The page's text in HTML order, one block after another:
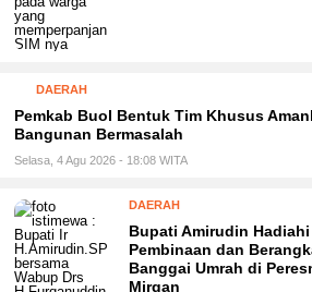
DAERAH
Pemkab Buol Bentuk Tim Khusus
Bangunan Bermasalah
Selasa, 4 Agu 2026 - 18:08 WITA
DAERAH
Bupati Amirudin
Pembinaan dan
Banggai Umrah di
Mirqan